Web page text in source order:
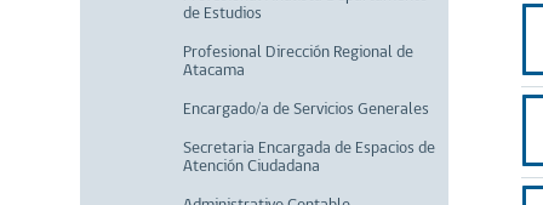
de Estudios
Profesional Dirección Regional de
Atacama
Encargado/a de Servicios Generales
Secretaria Encargada de Espacios de
Atención Ciudadana